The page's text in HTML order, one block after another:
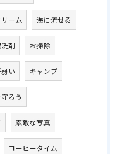
ーム 海に流せる
剤 お掃除
い キャンプ
ろう
素敵な写真
コーヒータイム